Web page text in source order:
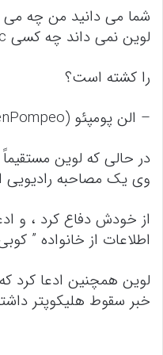
شما می دانید من چه می
لوین نمی داند چه کسی Tupac یا بیگگی
را کشته است؟
– الن پومپئو (EllenPompeo) بیست و نهم ژانویه 2020
در حالی که لوین
وی یک مصاحبه رادیویی
از خودش دفاع کرد ، و
اطلاعات از خانواده ”
لوین همچنین ادعا کرد
خبر سقوط هلیکوپتر